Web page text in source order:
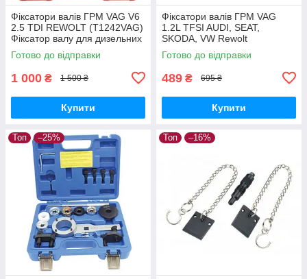
Фіксатори валів ГРМ VAG V6
2.5 TDI REWOLT (T1242VAG)
Фіксатор валу для дизельних
двигунів з ремінним
приводом
Готово до відправки
1 000 ₴ 1 500 ₴
Купити
Фіксатори валів ГРМ VAG
1.2L TFSI AUDI, SEAT,
SKODA, VW Rewolt
(T9068VAG), Двигуни CBZA,
CBZB, CBZC, Poland
Готово до відправки
489 ₴ 695 ₴
Купити
Топ –25% Топ –16%